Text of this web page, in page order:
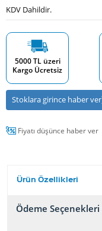
KDV Dahildir.
5000 TL üzeri
Kargo Ücretsiz
Stoklara girince haber ver
Fiyatı düşünce haber ver
Ürün Özellikleri
Ödeme Seçenekleri